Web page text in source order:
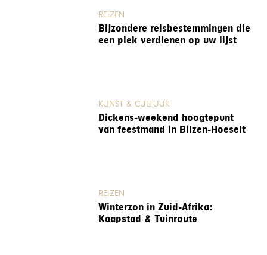
REIZEN
Bijzondere reisbestemmingen die
een plek verdienen op uw lijst
KUNST & CULTUUR
Dickens-weekend hoogtepunt
van feestmand in Bilzen-Hoeselt
REIZEN
Winterzon in Zuid-Afrika:
Kaapstad & Tuinroute